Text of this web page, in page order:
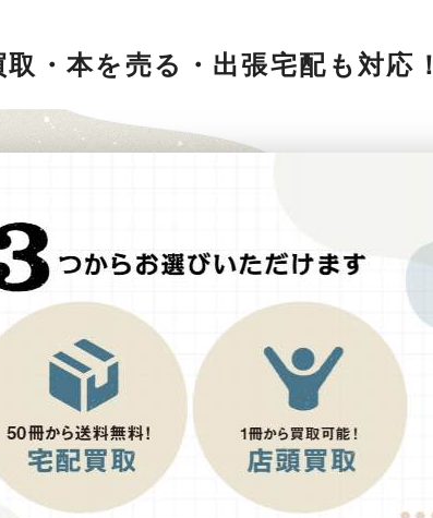
・本を売る・出張宅配も対応！